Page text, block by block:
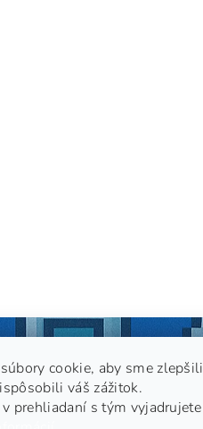
GDPR
cookie, aby sme zlepšili
váš zážitok.
prehliadaní s tým vyjadrujete